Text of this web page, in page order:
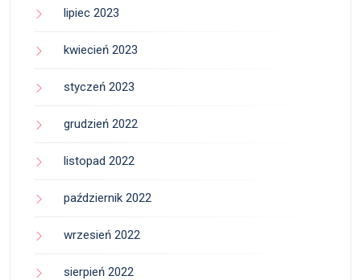
lipiec 2023
kwiecień 2023
styczeń 2023
grudzień 2022
listopad 2022
październik 2022
wrzesień 2022
sierpień 2022